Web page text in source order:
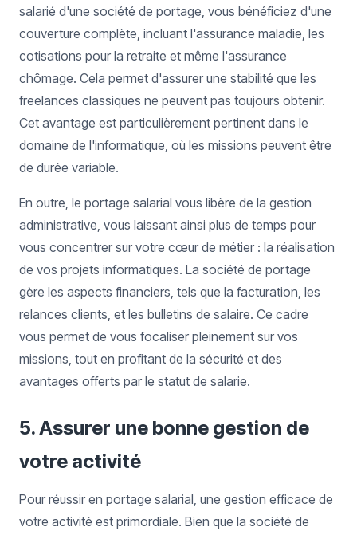
salarié d'une société de portage, vous bénéficiez d'une
couverture complète, incluant l'assurance maladie, les
cotisations pour la retraite et même l'assurance
chômage. Cela permet d'assurer une stabilité que les
freelances classiques ne peuvent pas toujours obtenir.
Cet avantage est particulièrement pertinent dans le
domaine de l'informatique, où les missions peuvent être
de durée variable.
En outre, le portage salarial vous libère de la gestion
administrative, vous laissant ainsi plus de temps pour
vous concentrer sur votre cœur de métier : la réalisation
de vos projets informatiques. La société de portage
gère les aspects financiers, tels que la facturation, les
relances clients, et les bulletins de salaire. Ce cadre
vous permet de vous focaliser pleinement sur vos
missions, tout en profitant de la sécurité et des
avantages offerts par le statut de salarie.
5. Assurer une bonne gestion de
votre activité
Pour réussir en portage salarial, une gestion efficace de
votre activité est primordiale. Bien que la société de